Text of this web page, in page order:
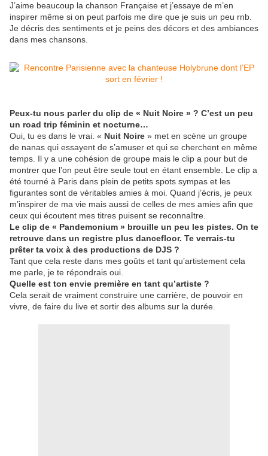
J’aime beaucoup la chanson Française et j’essaye de m’en
inspirer même si on peut parfois me dire que je suis un peu rnb.
Je décris des sentiments et je peins des décors et des ambiances
dans mes chansons.
Peux-tu nous parler du clip de « Nuit Noire » ? C’est un peu
un road trip féminin et nocturne…
Oui, tu es dans le vrai. « Nuit Noire » met en scène un groupe
de nanas qui essayent de s’amuser et qui se cherchent en même
temps. Il y a une cohésion de groupe mais le clip a pour but de
montrer que l’on peut être seule tout en étant ensemble. Le clip a
été tourné à Paris dans plein de petits spots sympas et les
figurantes sont de véritables amies à moi. Quand j’écris, je peux
m’inspirer de ma vie mais aussi de celles de mes amies afin que
ceux qui écoutent mes titres puisent se reconnaître.
Le clip de « Pandemonium » brouille un peu les pistes. On te
retrouve dans un registre plus dancefloor. Te verrais-tu
prêter ta voix à des productions de DJS ?
Tant que cela reste dans mes goûts et tant qu’artistement cela
me parle, je te répondrais oui.
Quelle est ton envie première en tant qu’artiste ?
Cela serait de vraiment construire une carrière, de pouvoir en
vivre, de faire du live et sortir des albums sur la durée.